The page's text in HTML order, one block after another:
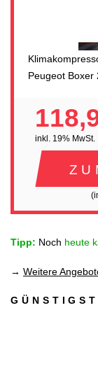
Peugeot Boxer
inkl. 19% MwSt.
Tipp: Noch heute
→ Weitere